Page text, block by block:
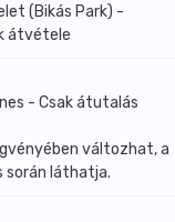
(Bikás Park) -
átvétele
- Csak átutalás
változhat, a
során láthatja.